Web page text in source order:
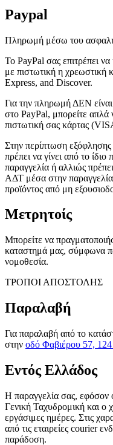
Paypal
Πληρωμή μέσω του
Το PayPal σας επιτρέπει
με πιστωτική η
Express, and Discover.
Για την πληρωμή ΔΕΝ είναι
στο PayPal, μπορείτε απλά
πιστωτική σας κάρτας
Στην περίπτωση
πρέπει να γίνει από το
παραγγελία ή αλλιώς
ΑΔΤ μέσα στην
προϊόντος από μη
Μετρητοίς
Μπορείτε να
καταστημά μας, σύμφωνα
νομοθεσία.
ΤΡΟΠΟΙ ΑΠΟΣΤΟΛΗΣ
Παραλαβή
Για παραλαβή από το
στην οδό Φαβιέρου 57,
Εντός Ελλάδος
H παραγγελία σας, εφόσον
Γενική Ταχυδρομική και ο
εργάσιμες ημέρες. Στις
από τις εταιρείες courier
παράδοση.